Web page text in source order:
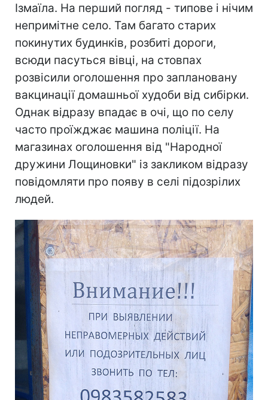
Ізмаїла. На перший погляд - типове і нічим
непримітне село. Там багато старих
покинутих будинків, розбиті дороги,
всюди пасуться вівці, на стовпах
розвісили оголошення про заплановану
вакцинації домашньої худоби від сибірки.
Однак відразу впадає в очі, що по селу
часто проїжджає машина поліції. На
магазинах оголошення від "Народної
дружини Лощиновки" із закликом відразу
повідомляти про появу в селі підозрілих
людей.